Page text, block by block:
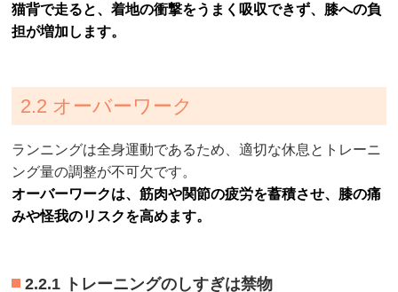
猫背で走ると、着地の衝撃をうまく吸収できず、膝への負
担が増加します。
2.2 オーバーワーク
ランニングは全身運動であるため、適切な休息とトレーニ
ング量の調整が不可欠です。
オーバーワークは、筋肉や関節の疲労を蓄積させ、膝の痛
みや怪我のリスクを高めます。
2.2.1 トレーニングのしすぎは禁物